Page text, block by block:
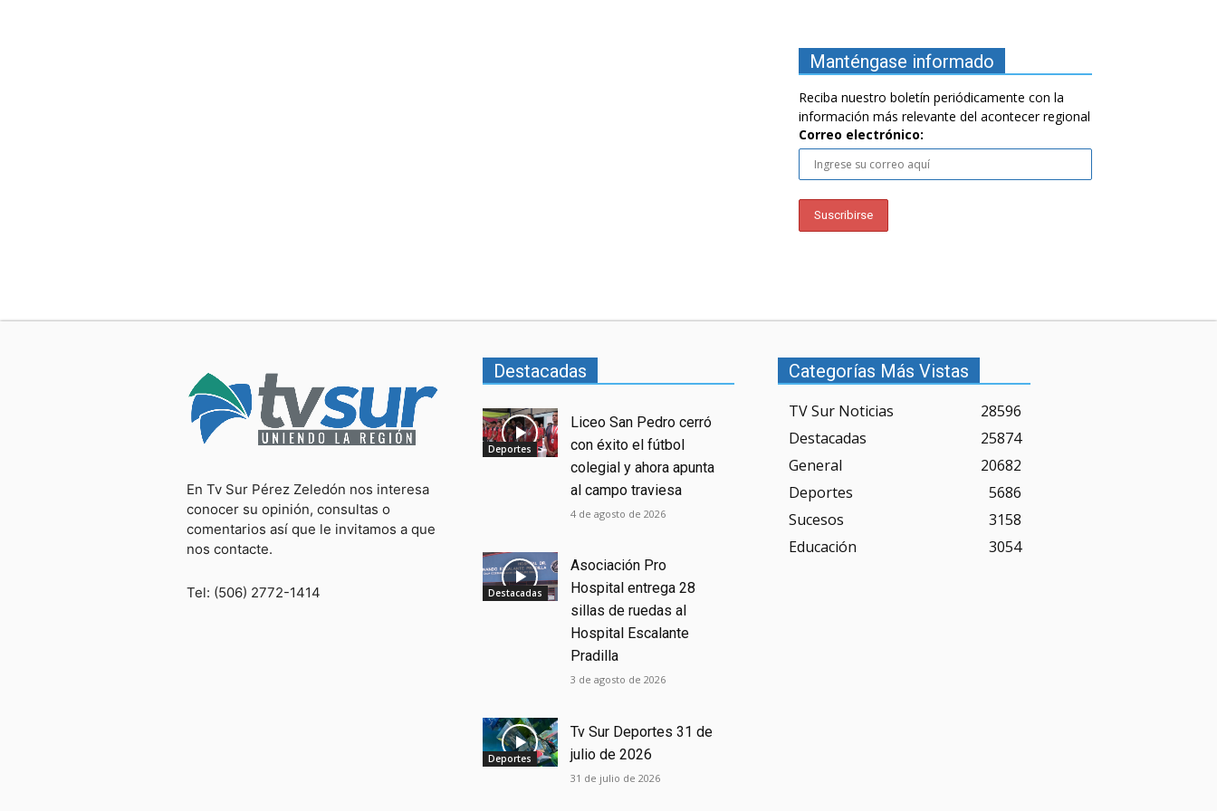
Manténgase informado
Reciba nuestro boletín periódicamente con la
información más relevante del acontecer regional
Correo electrónico:
En Tv Sur Pérez Zeledón nos interesa
conocer su opinión, consultas o
comentarios así que le invitamos a que
nos contacte.
Tel: (506) 2772-1414
Destacadas
Deportes
Liceo San Pedro cerró
con éxito el fútbol
colegial y ahora apunta
al campo traviesa
4 de agosto de 2026
Destacadas
Asociación Pro
Hospital entrega 28
sillas de ruedas al
Hospital Escalante
Pradilla
3 de agosto de 2026
Deportes
Tv Sur Deportes 31 de
julio de 2026
31 de julio de 2026
Categorías Más Vistas
TV Sur Noticias
28596
Destacadas
25874
General
20682
Deportes
5686
Sucesos
3158
Educación
3054